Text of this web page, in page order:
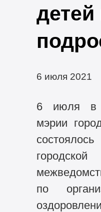
детей
6 июля 2021
6 июля в
мэрии
городской
по